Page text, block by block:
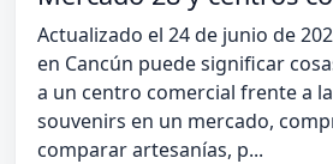
Actualizado el 24 de junio de
en Cancún puede significar
a un centro comercial frente a
souvenirs en un mercado,
comparar artesanías, p...